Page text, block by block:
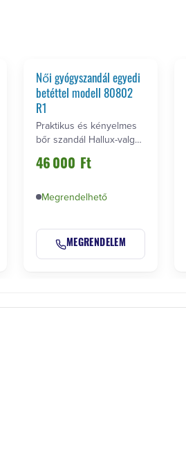
Női gyógyszandál egyedi
betéttel modell 80802
R1
Praktikus és kényelmes
bőr szandál Hallux-valgus
46 000 Ft
Megrendelhető
MEGRENDELEM